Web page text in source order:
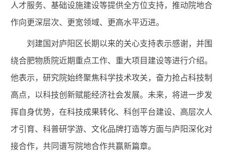
人才服务、基础设施建设等提供全方位支持，推动院地合
作向更深层次、更宽领域、更高水平迈进。
刘建国对庐阳区长期以来的关心支持表示感谢，并围
绕合肥物质院近期重点工作、重大项目建设等进行介绍。
他表示，研究院始终聚焦科学技术攻关，奋力抢占科技制
高点，以科技创新赋能经济社会发展。未来，将进一步发
挥自身优势，在科技成果转化、科创平台建设、高层次人
才引育、科普研学游、文化品牌打造等方面与庐阳深化对
接合作，共同谱写院地合作共赢新篇章。